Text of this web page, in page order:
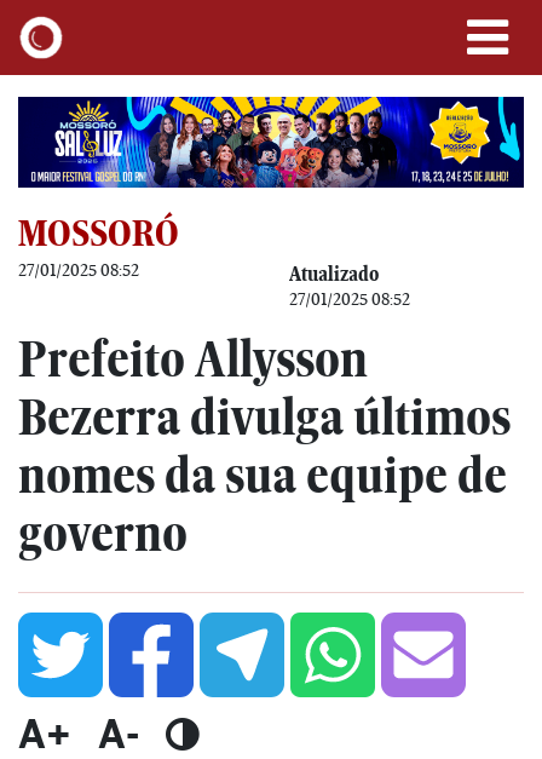
MOSSORÓ
27/01/2025 08:52 Atualizado
27/01/2025 08:52
Prefeito Allysson
Bezerra divulga últimos
nomes da sua equipe de
governo
A+ A-